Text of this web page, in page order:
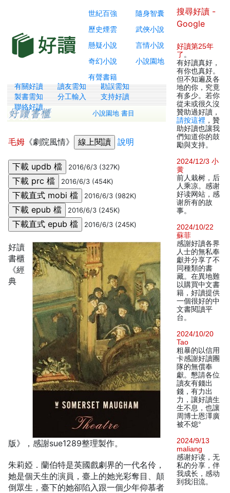
世紀百強
隨身智囊
歷史煙雲
武俠小說
懸疑小說
言情小說
奇幻小說
小說園地
有聲書籍
有關好讀 讀友需知
勘誤需知
製書需知
分工輸入
支持好讀
聯絡好讀
小說園地 書目
毛姆 《劇院風情》 說明
2016/6/3 (327K)
2016/6/3 (454K)
2016/6/3 (982K)
2016/6/3 (245K)
2016/6/3 (245K)
好讀
書櫃
《經
典
版》，感謝sue1289整理製作。
朱莉婭．蘭伯特是英國戲劇界的一代名伶，
她是個天生的演員，臺上的她光彩奪目、顛
倒眾生，臺下的她卻陷入跟一個少年仰慕者
搜尋好讀 -
Google
好讀第25年
了 。
有好讀真好，
有你也真好。
但不知遍及各
地的你，究竟
有多少。若你
從未或很久沒
贊助過好讀，
請按這裡 ，贊
助好讀也讓我
們知道你的鼓
勵與支持。
2024/12/3 小
黄
前人栽树，后
人乘凉。感谢
好读网站，感
谢所有的故
事。
2024/10/22
蘇菲
感謝好讀各界
人士的無私奉
獻并分享了不
同種類的書
藏。在異地難
以購買中文書
籍，好讀提供
一個很好的中
文書閱讀平
台。
2024/10/20
Tao
粗暴的以信用
卡感謝好讀團
隊的無償奉
獻。懇請各位
讀友有錢出
錢，有力出
力，讓好讀生
生不息，也讓
周博士恩澤廣
被不熄°
2024/9/13
maliang
感谢好读，无
私的分享，伴
我成长，感动
到我泪流。